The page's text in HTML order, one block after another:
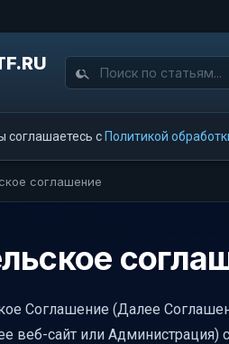
соглашаетесь с Политикой
соглашение
Соглашение (Далее
веб-сайт или Администрация)